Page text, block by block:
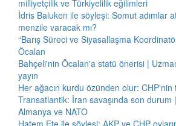
milliyetçilik ve Türkiyelilik eğilimleri
İdris Baluken ile söyleşi: Somut adımlar
menzile varacak mı?
“Barış Süreci ve Siyasallaşma
Öcalan
Bahçeli'nin Öcalan'a statü önerisi |
yayın
Her ağacın kurdu özünden olur:
Transatlantik: İran savaşında son durum
Almanya ve NATO
Hatem Ete ile söyleşi: AKP ve CHP